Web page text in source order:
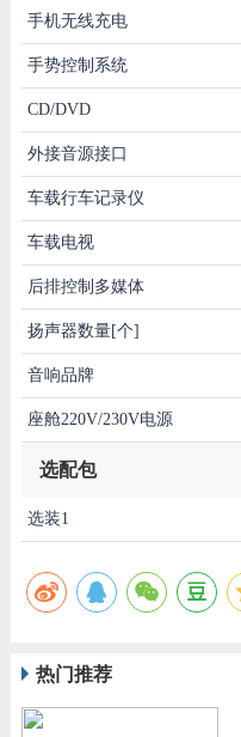
手机无线充电
手势控制系统
CD/DVD
外接音源接口
车载行车记录仪
车载电视
后排控制多媒体
扬声器数量[个]
音响品牌
座舱220V/230V电源
选配包
选装1
热门推荐